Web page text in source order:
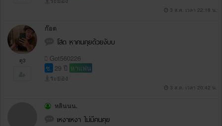
3 ส.ค. เวลา 22:18 น.
ดู3
ก๊อต
โสด หาคนคุยด้วยงับบ
Got560226
ช. 29 ปี หาแฟน
ระยอง
3 ส.ค. เวลา 20:42 น.
หลินนน.
เหงาเหงา ไม่มีคนคุย